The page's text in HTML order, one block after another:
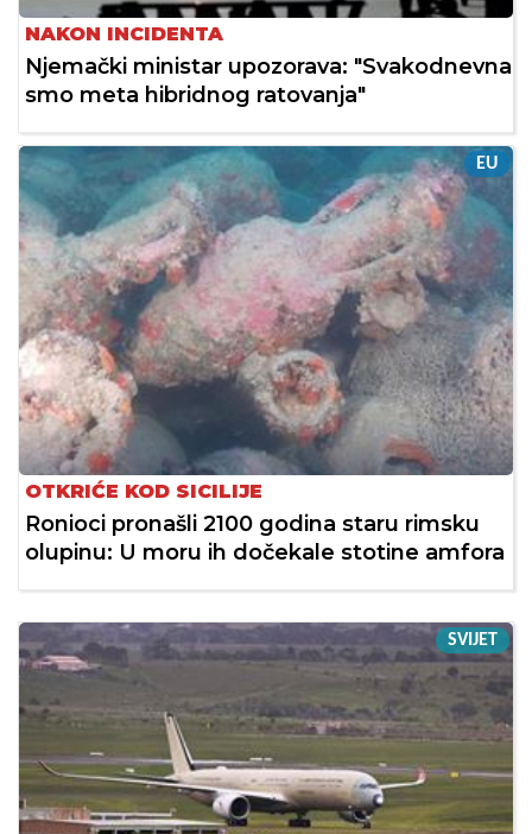
NAKON INCIDENTA
Njemački ministar upozorava: "Svakodnevna
smo meta hibridnog ratovanja"
EU
OTKRIĆE KOD SICILIJE
Ronioci pronašli 2100 godina staru rimsku
olupinu: U moru ih dočekale stotine amfora
SVIJET